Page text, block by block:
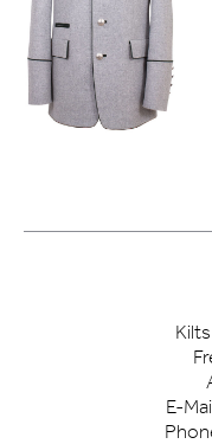
E-